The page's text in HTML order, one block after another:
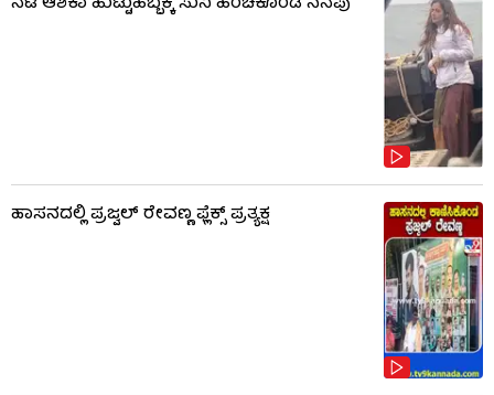
ಹಾಸನದಲ್ಲಿ ಪ್ರಜ್ವಲ್ ರೇವಣ್ಣ ಫ್ಲೆಕ್ಸ್ ಪ್ರತ್ಯಕ್ಷ